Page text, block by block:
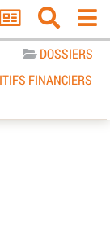
DOSSIERS
FINANCIERS